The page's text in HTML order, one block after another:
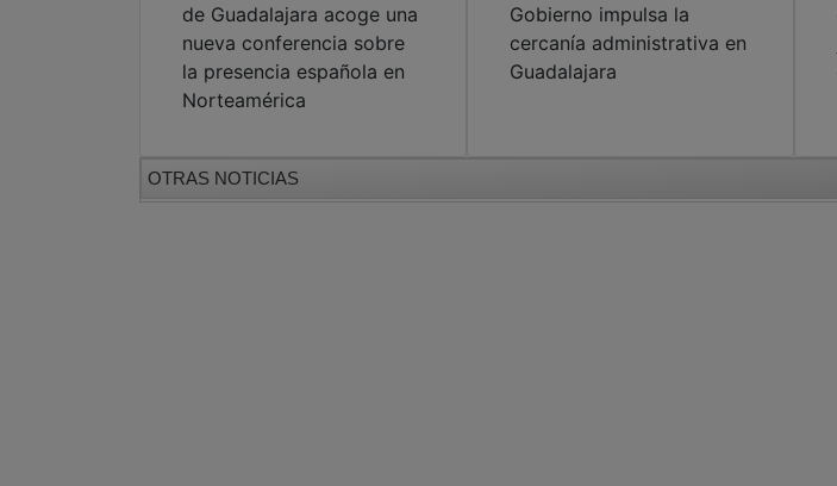
de Guadalajara acoge una
nueva conferencia sobre
la presencia española en
Norteamérica
Gobierno impulsa la
cercanía administrativa en
Guadalajara
OTRAS NOTICIAS